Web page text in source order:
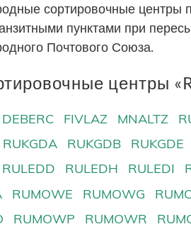
сортировочные центры
пунктами при
Почтового Союза.
центры
DEBERC FIVLAZ MNALTZ
RUKGDA RUKGDB RUKGDE
RULEDD RULEDH RULEDI
RUMOWE RUMOWG
RUMOWP RUMOWR